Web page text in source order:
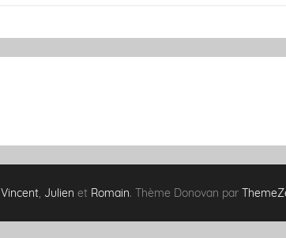
Vincent, Julien et Romain. Thème Donovan par